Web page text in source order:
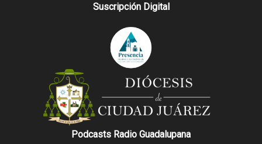
Suscripción Digital
Podcasts Radio Guadalupana